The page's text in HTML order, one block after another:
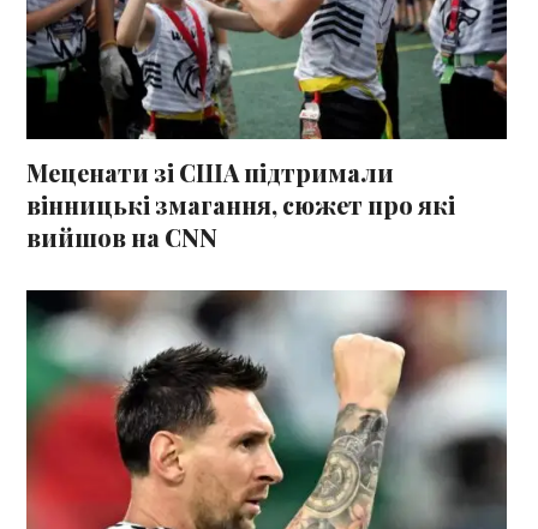
Меценати зі США підтримали
вінницькі змагання, сюжет про які
вийшов на CNN